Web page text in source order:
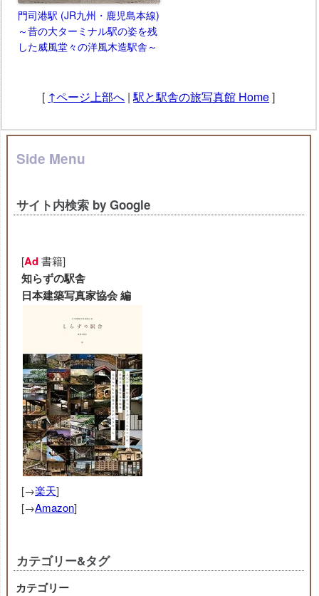
門司港駅 (JR九州・鹿児島本線)
～昔の大ターミナル駅の姿を残
した威風堂々の洋風木造駅舎～
[ ↑ページ上部へ |駅と駅舎の旅写真館 Home]
Side Menu
サイト内検索 by Google
[Ad書籍]
知らずの駅舎
日本建築写真家協会 編
[→楽天]
[→Amazon]
カテゴリー&タグ
カテゴリー